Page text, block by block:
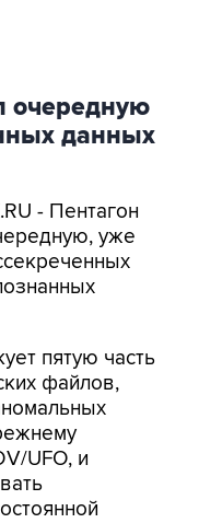
очередную
данных
- Пентагон
уже
пятую часть
файлов,
UFO, и